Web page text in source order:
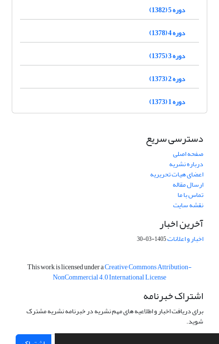
دوره 5 (1382)
دوره 4 (1378)
دوره 3 (1375)
دوره 2 (1373)
دوره 1 (1373)
دسترسی سریع
صفحه اصلی
درباره نشریه
اعضای هیات تحریریه
ارسال مقاله
تماس با ما
نقشه سایت
آخرین اخبار
اخبار و اعلانات1405-03-30
This work is licensed under aCreative Commons Attribution-
NonCommercial 4.0 International License
اشتراک خبرنامه
برای دریافت اخبار و اطلاعیه های مهم نشریه در خبرنامه نشریه مشترک
شوید.